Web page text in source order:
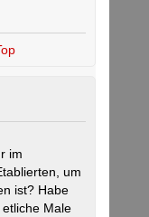
im
um
ist? Habe
Male